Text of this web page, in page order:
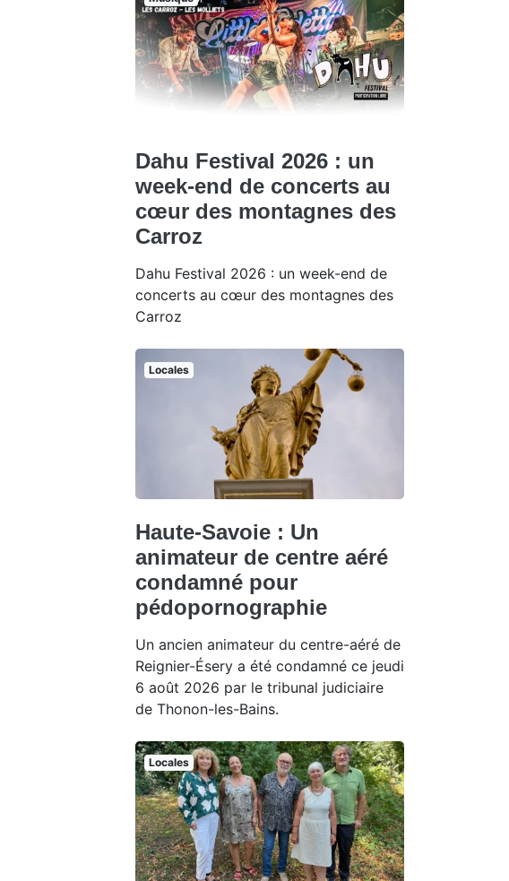
Dahu Festival 2026 : un
week-end de concerts au
cœur des montagnes des
Carroz
Dahu Festival 2026 : un week-end de
concerts au cœur des montagnes des
Carroz
Locales
Haute-Savoie : Un
animateur de centre aéré
condamné pour
pédopornographie
Un ancien animateur du centre-aéré de
Reignier-Ésery a été condamné ce jeudi
6 août 2026 par le tribunal judiciaire
de Thonon-les-Bains.
Locales